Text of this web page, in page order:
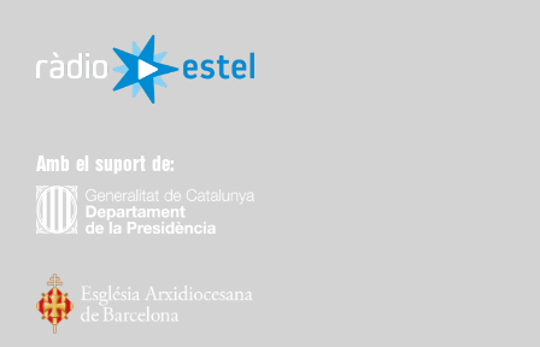
Amb el suport de: